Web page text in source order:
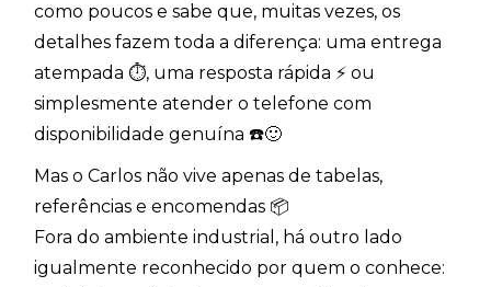
como poucos e sabe que, muitas vezes, os
detalhes fazem toda a diferença: uma entrega
atempada ⏱️, uma resposta rápida ⚡ ou
simplesmente atender o telefone com
disponibilidade genuína ☎️🙂
Mas o Carlos não vive apenas de tabelas,
referências e encomendas 📦
Fora do ambiente industrial, há outro lado
igualmente reconhecido por quem o conhece: